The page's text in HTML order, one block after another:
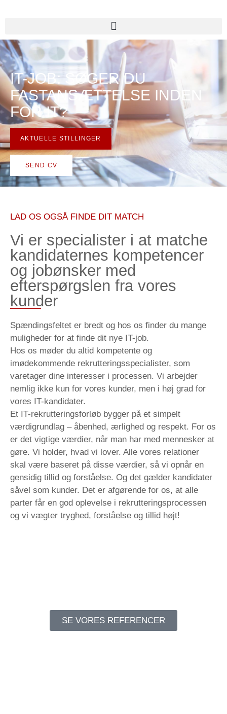
IT-JOB: SØGER DU
FASTANSÆTTELSE INDEN
FOR IT?
AKTUELLE STILLINGER
SEND CV
LAD OS OGSÅ FINDE DIT MATCH
Vi er specialister i at matche
kandidaternes kompetencer
og jobønsker med
efterspørgslen fra vores
kunder
Spændingsfeltet er bredt og hos os finder du mange
muligheder for at finde dit nye IT-job.
Hos os møder du altid kompetente og
imødekommende rekrutteringsspecialister, som
varetager dine interesser i processen. Vi arbejder
nemlig ikke kun for vores kunder, men i høj grad for
vores IT-kandidater.
Et IT-rekrutteringsforløb bygger på et simpelt
værdigrundlag – åbenhed, ærlighed og respekt. For os
er det vigtige værdier, når man har med mennesker at
gøre. Vi holder, hvad vi lover. Alle vores relationer
skal være baseret på disse værdier, så vi opnår en
gensidig tillid og forståelse. Og det gælder kandidater
såvel som kunder. Det er afgørende for os, at alle
parter får en god oplevelse i rekrutteringsprocessen
og vi vægter tryghed, forståelse og tillid højt!
SE VORES REFERENCER